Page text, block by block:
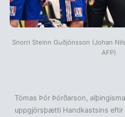
Snorri Steinn Guðjónsson (Johan
AFP)
Tómas Þór Þórðarson,
uppgjörsþætti Handkastsins eftir